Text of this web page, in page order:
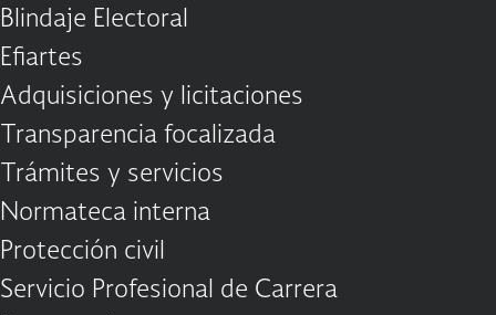
Blindaje Electoral
Efiartes
Adquisiciones y licitaciones
Transparencia focalizada
Trámites y servicios
Normateca interna
Protección civil
Servicio Profesional de Carrera